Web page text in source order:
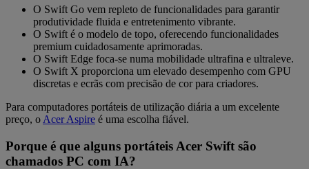
O Swift Go vem repleto de funcionalidades para garantir
produtividade fluida e entretenimento vibrante.
O Swift é o modelo de topo, oferecendo funcionalidades
premium cuidadosamente aprimoradas.
O Swift Edge foca‑se numa mobilidade ultrafina e ultraleve.
O Swift X proporciona um elevado desempenho com GPU
discretas e ecrãs com precisão de cor para criadores.
Para computadores portáteis de utilização diária a um excelente
preço, o Acer Aspire é uma escolha fiável.
Porque é que alguns portáteis Acer Swift são
chamados PC com IA?